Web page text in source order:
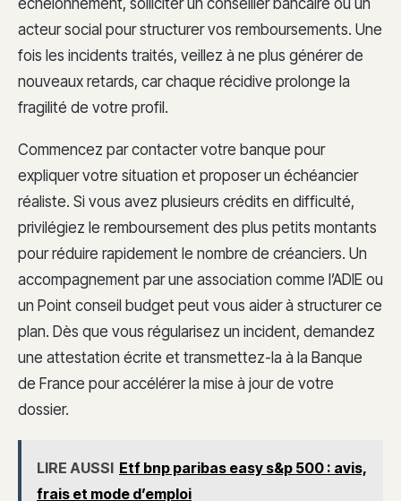
acteur social pour structurer vos remboursements. Une
fois les incidents traités, veillez à ne plus générer de
nouveaux retards, car chaque récidive prolonge la
fragilité de votre profil.
Commencez par contacter votre banque pour
expliquer votre situation et proposer un échéancier
réaliste. Si vous avez plusieurs crédits en difficulté,
privilégiez le remboursement des plus petits montants
pour réduire rapidement le nombre de créanciers. Un
accompagnement par une association comme l’ADIE ou
un Point conseil budget peut vous aider à structurer ce
plan. Dès que vous régularisez un incident, demandez
une attestation écrite et transmettez-la à la Banque
de France pour accélérer la mise à jour de votre
dossier.
LIRE AUSSI Etf bnp paribas easy s&p 500 : avis,
frais et mode d’emploi